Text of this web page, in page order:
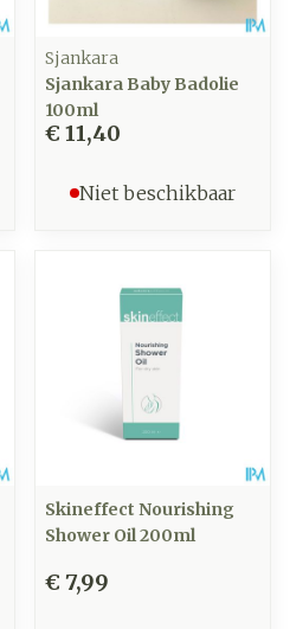
Sjankara
Sjankara Baby Badolie
100ml
€ 11,40
Niet beschikbaar
Skineffect Nourishing
Shower Oil 200ml
€ 7,99